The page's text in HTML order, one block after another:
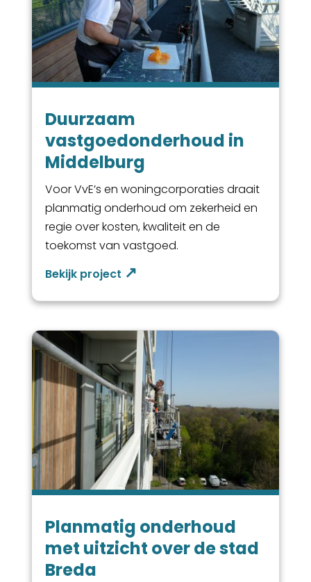
Duurzaam
vastgoedonderhoud in
Middelburg
Voor VvE’s en woningcorporaties draait
planmatig onderhoud om zekerheid en
regie over kosten, kwaliteit en de
toekomst van vastgoed.
Planmatig onderhoud
met uitzicht over de stad
Breda